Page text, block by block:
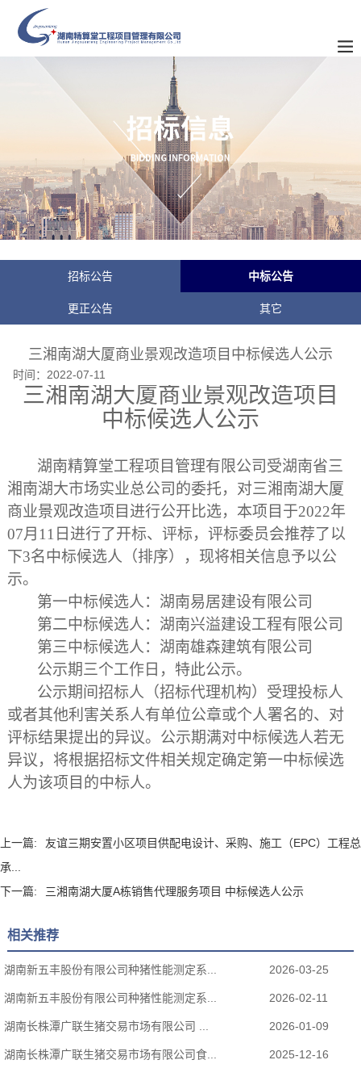
招标公告 中标公告
更正公告 其它
三湘南湖大厦商业景观改造项目中标候选人公示
时间： 2022-07-11
三湘南湖大厦商业景观改造项目
中标候选人公示
湖南精算堂工程项目管理有限公司受湖南省三
湘南湖大市场实业总公司的委托，对三湘南湖大厦
商业景观改造项目 进行公开 比选，本项目于2022年
07月 11 日进行了开标、评标，评标委员会推荐了以
下3名中标候选人（排序），现将相关信息予以公
示。
第一中标候选人： 湖南易居建设有限公司
第二中标候选人： 湖南兴溢建设工程有限公司
第三中标候选人： 湖南雄森建筑有限公司
公示期三个工作日，特此公示。
公示期间招标人（招标代理机构）受理投标人
或者其他利害关系人有单位公章或个人署名的、对
评标结果提出的异议。公示期满对中标候选人若无
异议，将根据招标文件相关规定确定第一中标候选
人为该项目的中标人。
上一篇:
友谊三期安置小区项目供配电设计、采购、施工（EPC）工程总
承...
下一篇:
三湘南湖大厦A栋销售代理服务项目 中标候选人公示
相关推荐
湖南新五丰股份有限公司种猪性能测定系... 2026-03-25
湖南新五丰股份有限公司种猪性能测定系... 2026-02-11
湖南长株潭广联生猪交易市场有限公司 ... 2026-01-09
湖南长株潭广联生猪交易市场有限公司食... 2025-12-16